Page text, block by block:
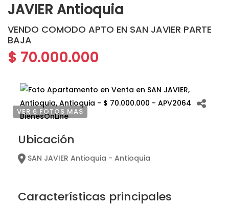
JAVIER Antioquia
VENDO COMODO APTO EN SAN JAVIER PARTE
BAJA
$ 70.000.000
VER 6 FOTOS MAS
Ubicación
SAN JAVIER Antioquia - Antioquia
Características principales